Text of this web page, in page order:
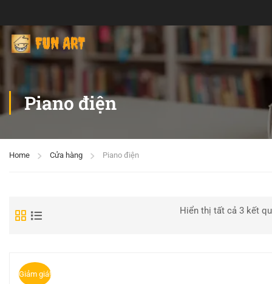
Piano điện
Home Cửa hàng Piano điện
Hiển thị tất cả 3 kết
Giảm giá!